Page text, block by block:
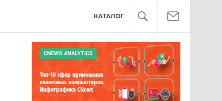
КАТАЛОГ
CNEWS ANALYTICS
Топ-10 сфер применения
квантовых компьютеров.
Инфографика CNews